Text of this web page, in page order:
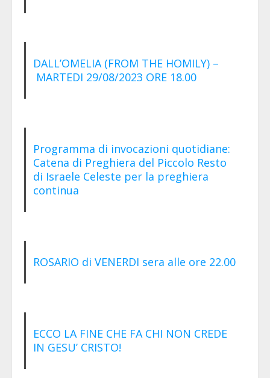
DALL’OMELIA (FROM THE HOMILY) –
MARTEDI 29/08/2023 ORE 18.00
Programma di invocazioni quotidiane:
Catena di Preghiera del Piccolo Resto
di Israele Celeste per la preghiera
continua
ROSARIO di VENERDI sera alle ore 22.00
ECCO LA FINE CHE FA CHI NON CREDE
IN GESU’ CRISTO!